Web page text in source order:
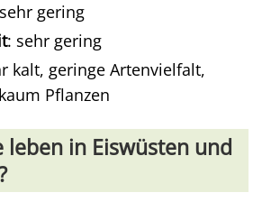
gering
: sehr gering
kalt, geringe Artenvielfalt,
Pflanzen
leben in Eiswüsten und